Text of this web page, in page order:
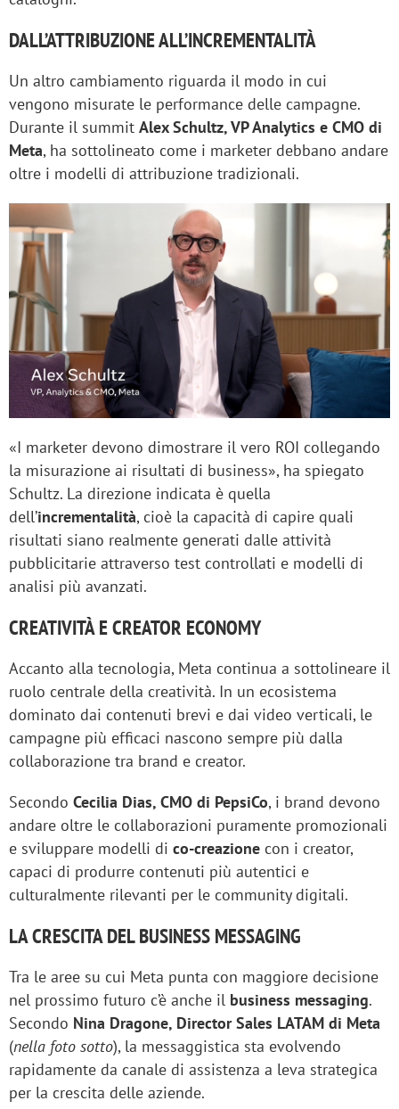
DALL’ATTRIBUZIONE ALL’INCREMENTALITÀ
Un altro cambiamento riguarda il modo in cui
vengono misurate le performance delle campagne.
Durante il summit Alex Schultz, VP Analytics e CMO di
Meta, ha sottolineato come i marketer debbano andare
oltre i modelli di attribuzione tradizionali.
«I marketer devono dimostrare il vero ROI collegando
la misurazione ai risultati di business», ha spiegato
Schultz. La direzione indicata è quella
dell’incrementalità, cioè la capacità di capire quali
risultati siano realmente generati dalle attività
pubblicitarie attraverso test controllati e modelli di
analisi più avanzati.
CREATIVITÀ E CREATOR ECONOMY
Accanto alla tecnologia, Meta continua a sottolineare il
ruolo centrale della creatività. In un ecosistema
dominato dai contenuti brevi e dai video verticali, le
campagne più efficaci nascono sempre più dalla
collaborazione tra brand e creator.
Secondo Cecilia Dias, CMO di PepsiCo, i brand devono
andare oltre le collaborazioni puramente promozionali
e sviluppare modelli di co-creazione con i creator,
capaci di produrre contenuti più autentici e
culturalmente rilevanti per le community digitali.
LA CRESCITA DEL BUSINESS MESSAGING
Tra le aree su cui Meta punta con maggiore decisione
nel prossimo futuro c’è anche il business messaging.
Secondo Nina Dragone, Director Sales LATAM di Meta
(nella foto sotto), la messaggistica sta evolvendo
rapidamente da canale di assistenza a leva strategica
per la crescita delle aziende.